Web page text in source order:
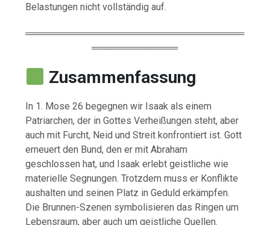
Belastungennichtvollständigauf.
═════════════════════════════════
═════════════
Zusammenfassung
In 1. Mose26begegnenwir Isaakalseinem
Patriarchen,der inGottesVerheißungen steht,aber
auchmit Furcht, NeidundStreitkonfrontiert ist.Gott
erneuertden Bund,denermitAbraham
geschlossenhat,und Isaakerlebtgeistlichewie
materielleSegnungen.Trotzdemmusser Konflikte
aushaltenund seinen Platz inGedulderkämpfen.
Die Brunnen-Szenen symbolisierendas Ringenum
Lebensraum,aberauchumgeistlicheQuellen.